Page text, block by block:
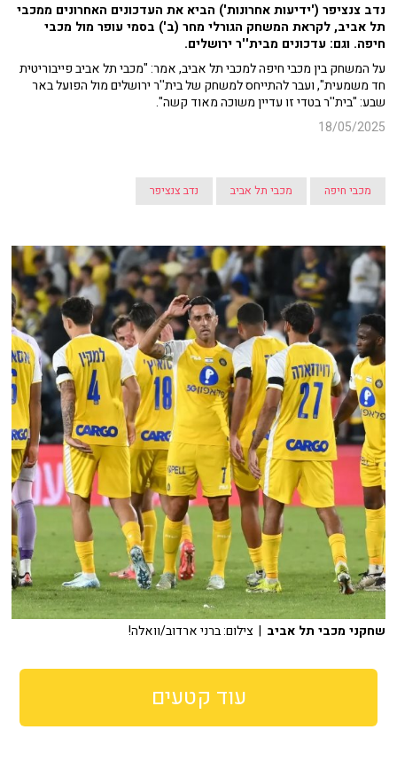
נדב צנציפר ('ידיעות אחרונות') הביא את העדכונים האחרונים ממכבי
תל אביב, לקראת המשחק הגורלי מחר (ב') בסמי עופר מול מכבי
חיפה. וגם: עדכונים מבית''ר ירושלים.
על המשחק בין מכבי חיפה למכבי תל אביב, אמר: "מכבי תל אביב פייבוריטית
חד משמעית", ועבר להתייחס למשחק של בית''ר ירושלים מול הפועל באר
שבע: "בית''ר בטדי זו עדיין משוכה מאוד קשה".
18/05/2025
מכבי חיפה מכבי תל אביב נדב צנציפר
שחקני מכבי תל אביב | צילום: ברני ארדוב/וואלה!
עוד קטעים